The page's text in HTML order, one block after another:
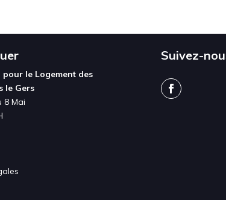
le Logement des
le Gers
8 Mai
Suivez-